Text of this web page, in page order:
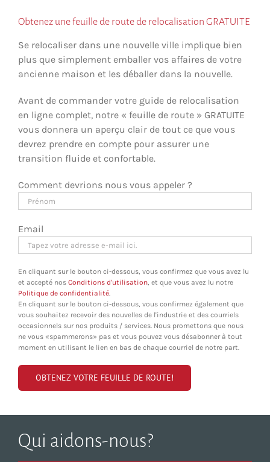
Obtenez une feuille de route de relocalisation GRATUITE
Se relocaliser dans une nouvelle ville implique bien
plus que simplement emballer vos affaires de votre
ancienne maison et les déballer dans la nouvelle.
Avant de commander votre guide de relocalisation
en ligne complet, notre « feuille de route » GRATUITE
vous donnera un aperçu clair de tout ce que vous
devrez prendre en compte pour assurer une
transition fluide et confortable.
Comment devrions nous vous appeler ?
Email
En cliquant sur le bouton ci-dessous, vous confirmez que vous avez lu
et accepté nos Conditions d'utilisation , et que vous avez lu notre
Politique de confidentialité
En cliquant sur le bouton ci-dessous, vous confirmez également que
vous souhaitez recevoir des nouvelles de l'industrie et des courriels
occasionnels sur nos produits / services. Nous promettons que nous
ne vous «spammerons» pas et vous pouvez vous désabonner à tout
moment en utilisant le lien en bas de chaque courriel de notre part.
Qui aidons-nous?